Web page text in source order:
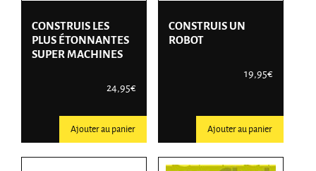
CONSTRUIS LES
PLUS ÉTONNANTES
SUPER MACHINES
24,95€
Ajouter au panier
CONSTRUIS UN
ROBOT
19,95€
Ajouter au panier